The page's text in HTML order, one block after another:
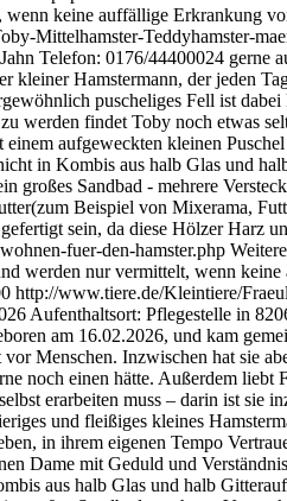
keine auffällige Erkrankung
Mittelhamster-Teddyhamster-
Telefon: 0176/44400024 gerne
Hamstermann, der jeden
puscheliges Fell ist dabei
werden findet Toby noch etwas
aufgeweckten kleinen
in Kombis aus halb Glas und
großes Sandbad - mehrere
Beispiel von Mixerama,
sein, da diese Hölzer Harz
fuer-den-hamster.php
werden nur vermittelt, wenn
http://www.tiere.de/Kleintiere/
Aufenthaltsort: Pflegestelle in
am 16.02.2026, und kam
Menschen. Inzwischen hat sie
noch einen hätte. Außerdem liebt
erarbeiten muss – darin ist sie
und fleißiges kleines
in ihrem eigenen Tempo
Dame mit Geduld und
aus halb Glas und halb